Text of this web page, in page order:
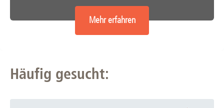
Mehr erfahren
Häufig gesucht: